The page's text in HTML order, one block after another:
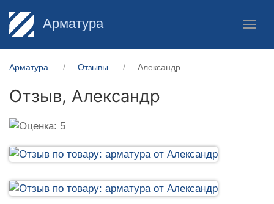
Арматура
Арматура Отзывы Александр
Отзыв, Александр